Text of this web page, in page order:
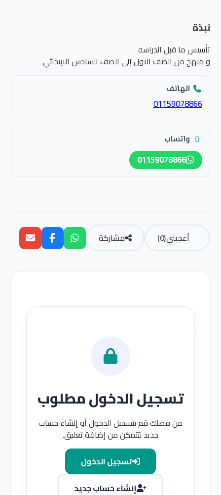
نبذة
تأسيس ما قبل الدراسه
و منهج من الصف الاول إلى الصف السادس الابتدائي
الهاتف
01159078866
واتساب
01159078866
أعجبني(
0
) مشاركة
تسجيل الدخول مطلوب
من فضلك قم بتسجيل الدخول أو إنشاء حساب
جديد لتتمكن من إضافة تعليق.
تسجيل الدخول
إنشاء حساب جديد